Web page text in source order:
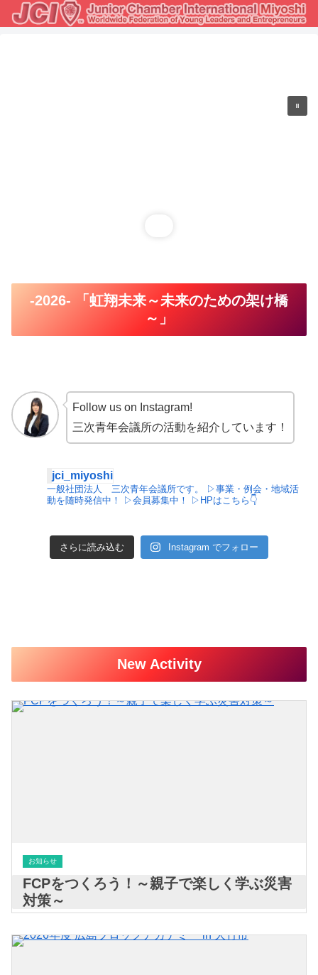
-2026- 「虹翔未来～未来のための架け橋
～」
Follow us on Instagram!
三次青年会議所の活動を紹介しています！
jci_miyoshi
一般社団法人 三次青年会議所です。
▷事業・例会・地域活
動を随時発信中！
▷会員募集中！ ▷HPはこちら👇
さらに読み込む Instagram でフォロー
New Activity
お知らせ
FCPをつくろう！～親子で楽しく学ぶ災害
対策～